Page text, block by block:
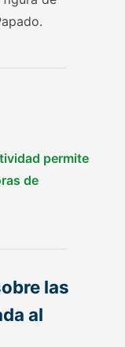
permite
de
las
al